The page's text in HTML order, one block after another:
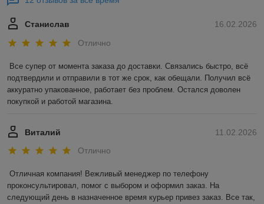
16.02.2026
Станислав
Отлично
Все супер от момента заказа до доставки. Связались быстро, всё
подтвердили и отправили в тот же срок, как обещали. Получил всё
аккуратно упакованное, работает без проблем. Остался доволен
покупкой и работой магазина.
11.02.2026
Виталий
Отлично
Отличная компания! Вежливый менеджер по телефону
проконсультировал, помог с выбором и оформил заказ. На
следующий день в назначенное время курьер привез заказ. Все так,